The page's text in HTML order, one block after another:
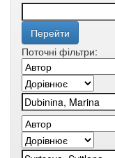
Поточні фільтри: